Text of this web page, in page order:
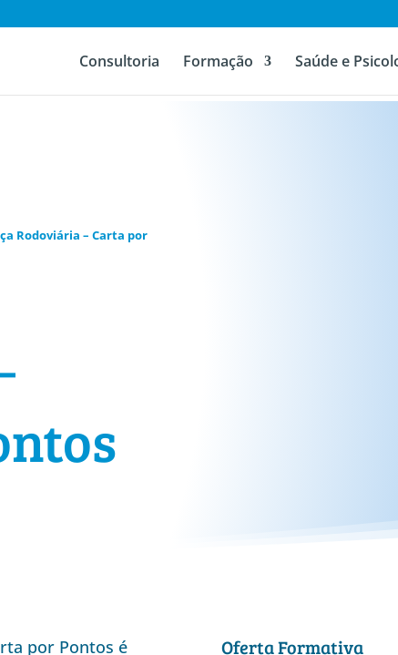
Consultoria Formação Saúde e
Rodoviária – Carta por
por Pontos é
Oferta Formativa